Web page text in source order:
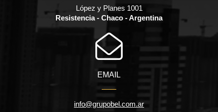
López y Planes 1001
Resistencia - Chaco - Argentina
EMAIL
info@grupobel.com.ar